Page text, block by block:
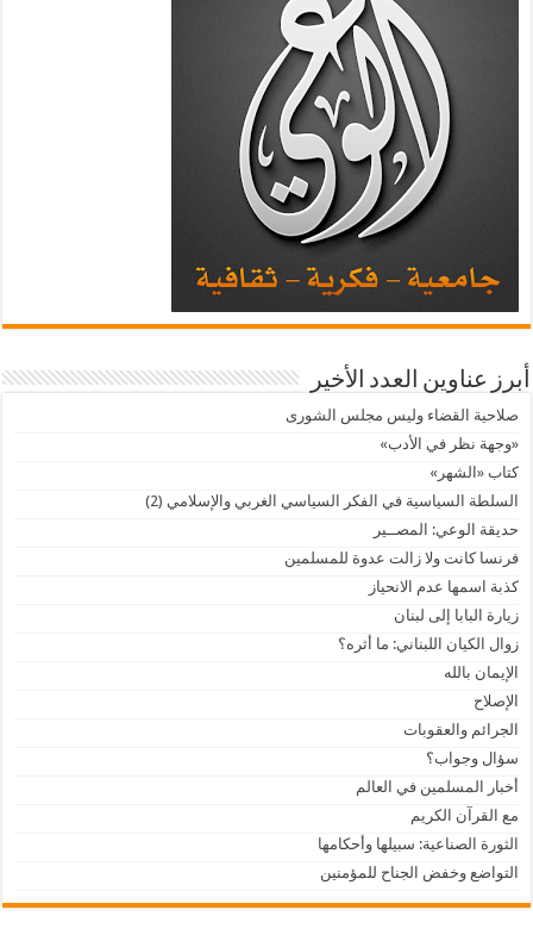
أبرز عناوين العدد الأخير
صلاحية القضاء وليس مجلس الشورى
«وجهة نظر في الأدب»
كتاب «الشهر»
السلطة السياسية في الفكر السياسي الغربي والإسلامي (2)
حديقة الوعي: المصــير
فرنسا كانت ولا زالت عدوة للمسلمين
كذبة اسمها عدم الانحياز
زيارة البابا إلى لبنان
زوال الكيان اللبناني: ما أثره؟
الإيمان بالله
الإصلاح
الجرائم والعقوبات
سؤال وجواب؟
أخبار المسلمين في العالم
مع القرآن الكريم
الثورة الصناعية: سبيلها وأحكامها
التواضع وخفض الجناح للمؤمنين